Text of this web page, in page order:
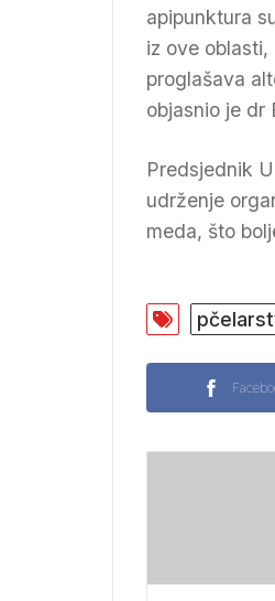
apipunktura
iz ove
proglašava
objasnio je dr
Predsjednik
udrženje
meda, što